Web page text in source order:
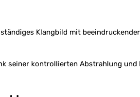
Klangbild mit
seiner kontrollierten Abstrahlung